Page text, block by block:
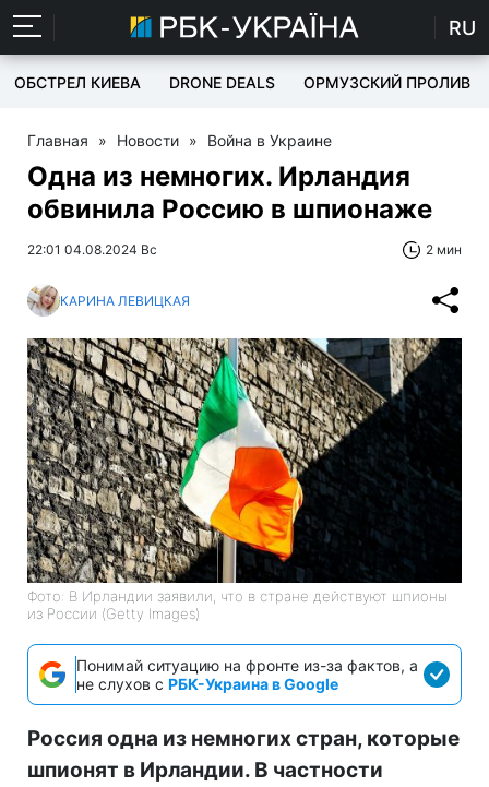
RU
ОБСТРЕЛ КИЕВА DRONE DEALS ОРМУЗСКИЙ ПРОЛИВ
Главная » Новости » Война в Украине
Одна из немногих. Ирландия
обвинила Россию в шпионаже
22:01 04.08.2024 Вс 2 мин
КАРИНА ЛЕВИЦКАЯ
Фото: В Ирландии заявили, что в стране действуют шпионы
из России (Getty Images)
Понимай ситуацию на фронте из-за фактов, а
не слухов с РБК-Украина в Google
Россия одна из немногих стран, которые
шпионят в Ирландии. В частности